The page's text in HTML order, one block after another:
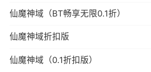
2、画风精致唯美，装扮华丽
3、完善经典的语音社交系
江湖豪侠
4、五行属性随你选择，精
仙魔神域（BT畅享无限0.1折）
仙魔神域折扣版
仙魔神域（0.1折扣版）